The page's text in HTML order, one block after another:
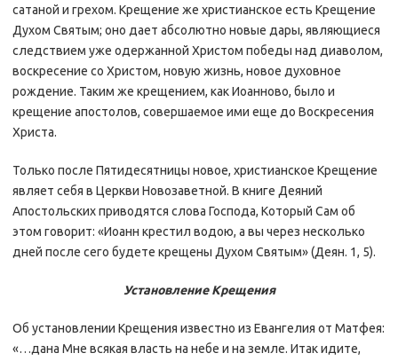
сатаной и грехом. Крещение же христианское есть Крещение
Духом Святым; оно дает абсолютно новые дары, являющиеся
следствием уже одержанной Христом победы над диаволом,
воскресение со Христом, новую жизнь, новое духовное
рождение. Таким же крещением, как Иоанново, было и
крещение апостолов, совершаемое ими еще до Воскресения
Христа.
Только после Пятидесятницы новое, христианское Крещение
являет себя в Церкви Новозаветной. В книге Деяний
Апостольских приводятся слова Господа, Который Сам об
этом говорит: «Иоанн крестил водою, а вы через несколько
дней после сего будете крещены Духом Святым» (Деян. 1, 5).
Установление Крещения
Об установлении Крещения известно из Евангелия от Матфея:
«…дана Мне всякая власть на небе и на земле. Итак идите,